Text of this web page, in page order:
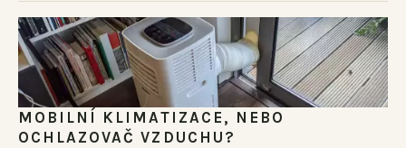
MOBILNÍ KLIMATIZACE, NEBO
OCHLAZOVAČ VZDUCHU?